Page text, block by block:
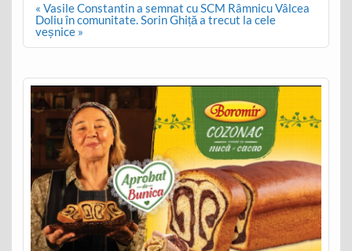
Post
navigation
« Vasile Constantin a semnat cu SCM Râmnicu Vâlcea
Doliu în comunitate. Sorin Ghiță a trecut la cele
veșnice »